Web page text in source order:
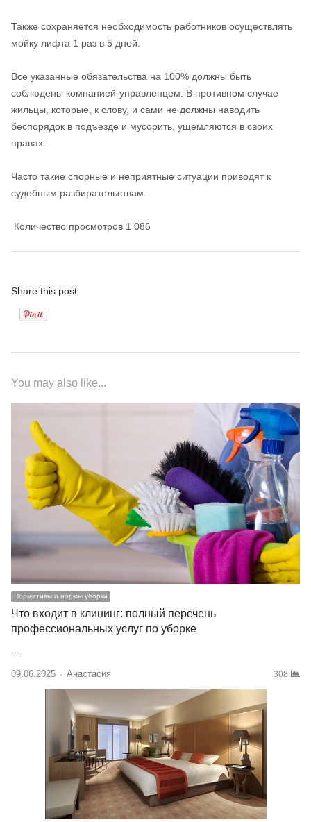
Также сохраняется необходимость работников осуществлять
мойку лифта 1 раз в 5 дней.
Все указанные обязательства на 100% должны быть
соблюдены компанией-управленцем. В противном случае
жильцы, которые, к слову, и сами не должны наводить
беспорядок в подъезде и мусорить, ущемляются в своих
правах.
Часто такие спорные и неприятные ситуации приводят к
судебным разбирательствам.
Количество просмотров 1 086
Share this post
You may also like...
Нормативы и нормы уборки
Что входит в клининг: полный перечень
профессиональных услуг по уборке
09.06.2025 Author
Анастасия 308